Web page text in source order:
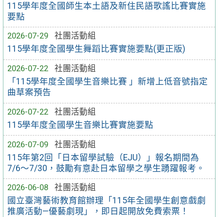
115學年度全國師生本土語及新住民語歌謠比賽實施
要點
2026-07-29
社團活動組
115學年度全國學生舞蹈比賽實施要點(更正版)
2026-07-22
社團活動組
「115學年度全國學生音樂比賽 」新增上低音號指定
曲草案預告
2026-07-22
社團活動組
115學年度全國學生音樂比賽實施要點
2026-07-09
社團活動組
115年第2回「日本留學試驗（EJU）」報名期間為
7/6～7/30，鼓勵有意赴日本留學之學生踴躍報考。
2026-06-08
社團活動組
國立臺灣藝術教育館辦理「115年全國學生創意戲劇
推廣活動—優藝劇現」，即日起開放免費索票！